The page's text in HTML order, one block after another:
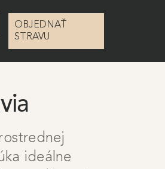
OBJEDNAŤ
STRAVU
ideálne